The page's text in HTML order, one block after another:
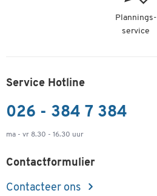
Plannings-
service
Service Hotline
026 - 384 7 384
ma - vr 8.30 - 16.30 uur
Contactformulier
Contacteer ons